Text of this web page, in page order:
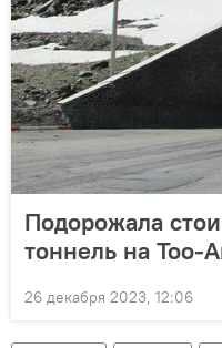
Подорожала
тоннель на Тоо-
26 декабря 2023, 12:06